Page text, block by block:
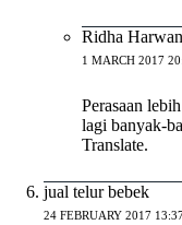
Ridha Harwan
1 MARCH 2017
Perasaan
lagi banyak-
Translate.
jual telur bebek
24 FEBRUARY 2017